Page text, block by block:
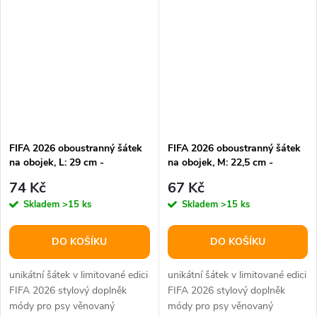
FIFA 2026 oboustranný šátek
na obojek, L: 29 cm -
74 Kč
Skladem >15 ks
DO KOŠÍKU
unikátní šátek v limitované edici
FIFA 2026 stylový doplněk
módy pro psy věnovaný
FIFA 2026 oboustranný šátek
na obojek, M: 22,5 cm -
67 Kč
Skladem >15 ks
DO KOŠÍKU
unikátní šátek v limitované edici
FIFA 2026 stylový doplněk
módy pro psy věnovaný